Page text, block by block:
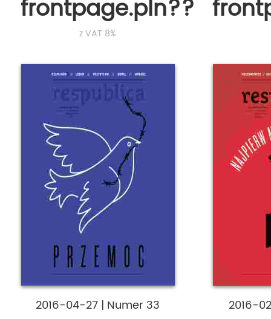
frontpage.pln???
z VAT 8%
2016-04-27 | Numer 33 2016-